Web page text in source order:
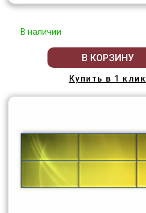
В наличии
В КОРЗИНУ
Купить в 1 клик